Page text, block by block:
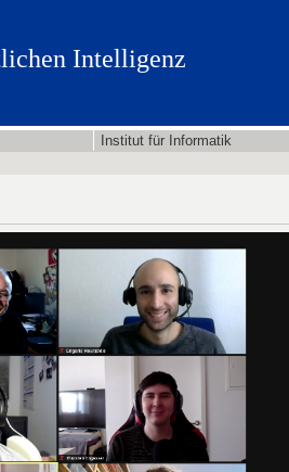
Intelligenz
Institut für Informatik